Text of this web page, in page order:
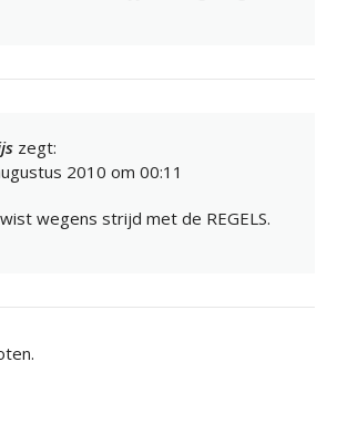
zegt:
2010 om 00:11
wegens strijd met de REGELS.